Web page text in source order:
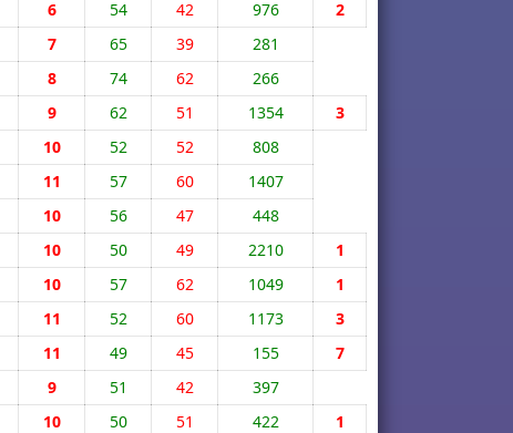
6 54 42 976
2
7 65 39
281
8 74 62
266
9 62 51 1354
3
10 52 52
808
11 57 60
1407
10 56 47
448
10 50 49 2210
1
10 57 62 1049
1
11 52 60 1173
3
11 49 45 155
7
9 51 42
397
10 50 51 422
1